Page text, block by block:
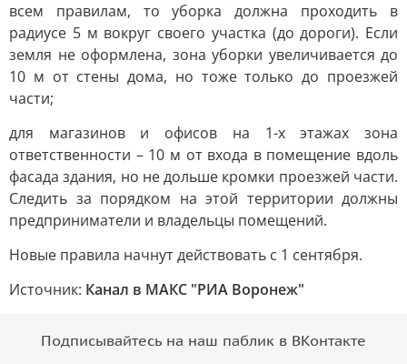
всем правилам, то уборка должна проходить в
радиусе 5 м вокруг своего участка (до дороги). Если
земля не оформлена, зона уборки увеличивается до
10 м от стены дома, но тоже только до проезжей
части;
для магазинов и офисов на 1-х этажах зона
ответственности – 10 м от входа в помещение вдоль
фасада здания, но не дольше кромки проезжей части.
Следить за порядком на этой территории должны
предприниматели и владельцы помещений.
Новые правила начнут действовать с 1 сентября.
Источник: Канал в МАКС "РИА Воронеж"
Подписывайтесь на наш паблик в ВКонтакте